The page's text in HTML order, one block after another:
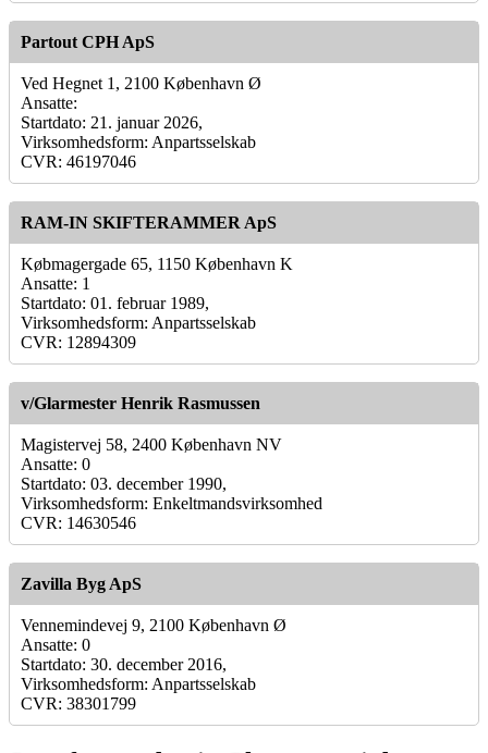
Partout CPH ApS
Ved Hegnet 1, 2100 København Ø
Ansatte:
Startdato: 21. januar 2026,
Virksomhedsform: Anpartsselskab
CVR: 46197046
RAM-IN SKIFTERAMMER ApS
Købmagergade 65, 1150 København K
Ansatte: 1
Startdato: 01. februar 1989,
Virksomhedsform: Anpartsselskab
CVR: 12894309
v/Glarmester Henrik Rasmussen
Magistervej 58, 2400 København NV
Ansatte: 0
Startdato: 03. december 1990,
Virksomhedsform: Enkeltmandsvirksomhed
CVR: 14630546
Zavilla Byg ApS
Vennemindevej 9, 2100 København Ø
Ansatte: 0
Startdato: 30. december 2016,
Virksomhedsform: Anpartsselskab
CVR: 38301799